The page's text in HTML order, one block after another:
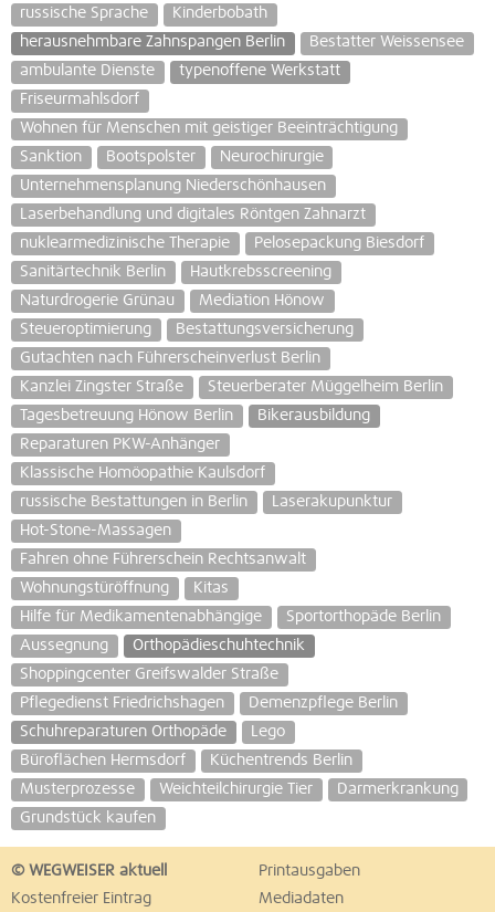
russische Sprache
Kinderbobath
herausnehmbare Zahnspangen Berlin
Bestatter Weissensee
ambulante Dienste
typenoffene Werkstatt
Friseurmahlsdorf
Wohnen für Menschen mit geistiger Beeinträchtigung
Sanktion
Bootspolster
Neurochirurgie
Unternehmensplanung Niederschönhausen
Laserbehandlung und digitales Röntgen Zahnarzt
nuklearmedizinische Therapie
Pelosepackung Biesdorf
Sanitärtechnik Berlin
Hautkrebsscreening
Naturdrogerie Grünau
Mediation Hönow
Steueroptimierung
Bestattungsversicherung
Gutachten nach Führerscheinverlust Berlin
Kanzlei Zingster Straße
Steuerberater Müggelheim Berlin
Tagesbetreuung Hönow Berlin
Bikerausbildung
Reparaturen PKW-Anhänger
Klassische Homöopathie Kaulsdorf
russische Bestattungen in Berlin
Laserakupunktur
Hot-Stone-Massagen
Fahren ohne Führerschein Rechtsanwalt
Wohnungstüröffnung
Kitas
Hilfe für Medikamentenabhängige
Sportorthopäde Berlin
Aussegnung
Orthopädieschuhtechnik
Shoppingcenter Greifswalder Straße
Pflegedienst Friedrichshagen
Demenzpflege Berlin
Schuhreparaturen Orthopäde
Lego
Büroflächen Hermsdorf
Küchentrends Berlin
Musterprozesse
Weichteilchirurgie Tier
Darmerkrankung
Grundstück kaufen
© WEGWEISER aktuell
Printausgaben
Kostenfreier Eintrag
Mediadaten